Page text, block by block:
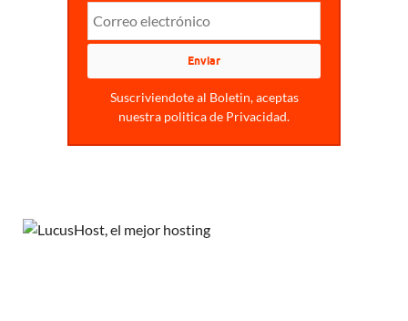
Suscriviendote al Boletin, aceptas
nuestra politica de Privacidad.